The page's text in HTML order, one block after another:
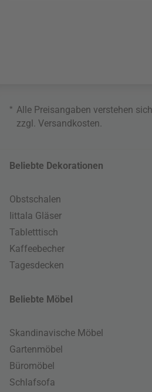
* Alle Preisangaben verstehen
zzgl. Versandkosten
Beliebte Dekorationen
Obstschalen
Iittala Gläser
Tabletttisch
Kaffeebecher
Tagesdecken
Beliebte Möbel
Skandinavische Möbel
Gartenmöbel
Büromöbel
Schlafsofa